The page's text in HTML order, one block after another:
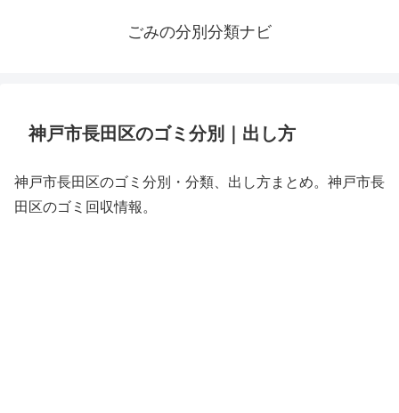
ごみの分別分類ナビ
神戸市長田区のゴミ分別｜出し方
神戸市長田区のゴミ分別・分類、出し方まとめ。神戸市長
田区のゴミ回収情報。